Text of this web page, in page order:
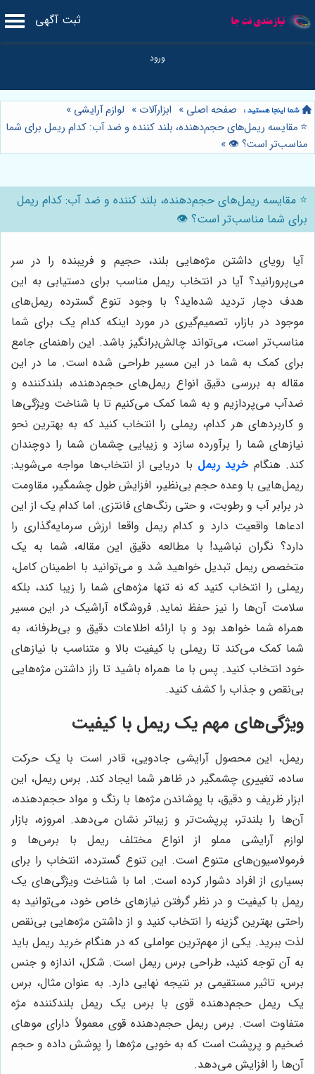
ثبت آگهی
صفحه اصلی » ابزارآلات » لوازم آرایشی »
⭐️ مقایسه ریمل‌های حجم‌دهنده، بلند کننده و ضد آب: کدام ریمل برای شما
مناسب‌تر است؟ 👁️»
⭐️ مقایسه ریمل‌های حجم‌دهنده، بلند کننده و ضد آب: کدام ریمل
برای شما مناسب‌تر است؟ 👁️
آیا رویای داشتن مژه‌هایی بلند، حجیم و فریبنده را در سر
می‌پرورانید؟ آیا در انتخاب ریمل مناسب برای دستیابی به این
هدف دچار تردید شده‌اید؟ با وجود تنوع گسترده ریمل‌های
موجود در بازار، تصمیم‌گیری در مورد اینکه کدام یک برای شما
مناسب‌تر است، می‌تواند چالش‌برانگیز باشد. این راهنمای جامع
برای کمک به شما در این مسیر طراحی شده است. ما در این
مقاله به بررسی دقیق انواع ریمل‌های حجم‌دهنده، بلندکننده و
ضدآب می‌پردازیم و به شما کمک می‌کنیم تا با شناخت ویژگی‌ها
و کاربردهای هر کدام، ریملی را انتخاب کنید که به بهترین نحو
نیازهای شما را برآورده سازد و زیبایی چشمان شما را دوچندان
کند. هنگام خرید ریمل با دریایی از انتخاب‌ها مواجه می‌شوید:
ریمل‌هایی با وعده حجم بی‌نظیر، افزایش طول چشمگیر، مقاومت
در برابر آب و رطوبت، و حتی رنگ‌های فانتزی. اما کدام یک از این
ادعاها واقعیت دارد و کدام ریمل واقعا ارزش سرمایه‌گذاری را
دارد؟ نگران نباشید! با مطالعه دقیق این مقاله، شما به یک
متخصص ریمل تبدیل خواهید شد و می‌توانید با اطمینان کامل،
ریملی را انتخاب کنید که نه تنها مژه‌های شما را زیبا کند، بلکه
سلامت آن‌ها را نیز حفظ نماید. فروشگاه آراشیک در این مسیر
همراه شما خواهد بود و با ارائه اطلاعات دقیق و بی‌طرفانه، به
شما کمک می‌کند تا ریملی با کیفیت بالا و متناسب با نیازهای
خود انتخاب کنید. پس با ما همراه باشید تا راز داشتن مژه‌هایی
بی‌نقص و جذاب را کشف کنید.
ویژگی‌های مهم یک ریمل با کیفیت
ریمل، این محصول آرایشی جادویی، قادر است با یک حرکت
ساده، تغییری چشمگیر در ظاهر شما ایجاد کند. برس ریمل، این
ابزار ظریف و دقیق، با پوشاندن مژه‌ها با رنگ و مواد حجم‌دهنده،
آن‌ها را بلندتر، پرپشت‌تر و زیباتر نشان می‌دهد. امروزه، بازار
لوازم آرایشی مملو از انواع مختلف ریمل با برس‌ها و
فرمولاسیون‌های متنوع است. این تنوع گسترده، انتخاب را برای
بسیاری از افراد دشوار کرده است. اما با شناخت ویژگی‌های یک
ریمل با کیفیت و در نظر گرفتن نیازهای خاص خود، می‌توانید به
راحتی بهترین گزینه را انتخاب کنید و از داشتن مژه‌هایی بی‌نقص
لذت ببرید. یکی از مهم‌ترین عواملی که در هنگام خرید ریمل باید
به آن توجه کنید، طراحی برس ریمل است. شکل، اندازه و جنس
برس، تاثیر مستقیمی بر نتیجه نهایی دارد. به عنوان مثال، برس
یک ریمل حجم‌دهنده قوی با برس یک ریمل بلندکننده مژه
متفاوت است. برس ریمل حجم‌دهنده قوی معمولاً دارای موهای
ضخیم و پرپشت است که به خوبی مژه‌ها را پوشش داده و حجم
آن‌ها را افزایش می‌دهد.